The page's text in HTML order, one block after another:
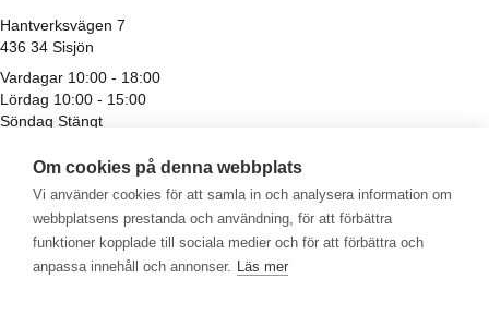
Om cookies på denna webbplats
Vi använder cookies för att samla in och analysera information om
webbplatsens prestanda och användning, för att förbättra
funktioner kopplade till sociala medier och för att förbättra och
anpassa innehåll och annonser. Läs mer
Hantverksvägen 7
436 34 Sisjön
Vardagar 10:00 - 18:00
Lördag 10:00 - 15:00
Söndag Stängt